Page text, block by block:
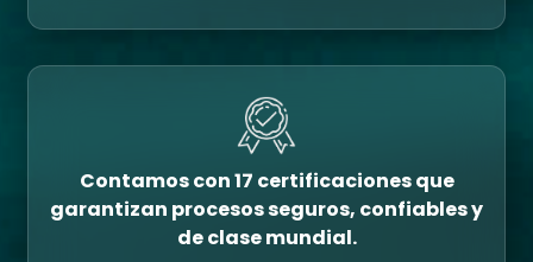
Contamos con 17 certificaciones que
garantizan procesos seguros, confiables y
de clase mundial.